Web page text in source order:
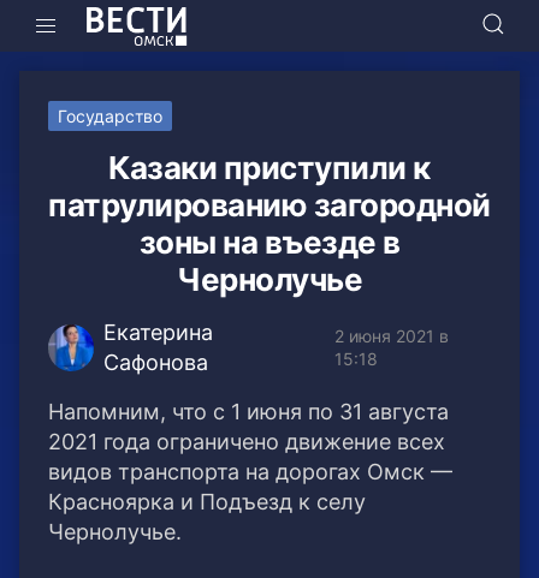
Государство
Казаки приступили к
патрулированию загородной
зоны на въезде в
Чернолучье
Екатерина
Сафонова
2 июня 2021 в
15:18
Напомним, что с 1 июня по 31 августа
2021 года ограничено движение всех
видов транспорта на дорогах Омск —
Красноярка и Подъезд к селу
Чернолучье.